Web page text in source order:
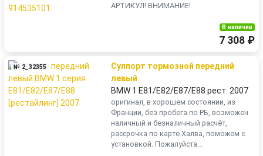
АРТИКУЛ! ВНИМАНИЕ!
В наличии
7 308 ₽
№ 2_32355
Суппорт тормозной передний
левый
BMW 1 E81/E82/E87/E88 рест. 2007
оригинал, в хорошем состоянии, из
Франции, без пробега по РБ, возможен
наличный и безналичный расчёт,
рассрочка по карте Халва, поможем с
установкой. Пожалуйста...